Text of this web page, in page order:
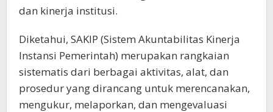
dan kinerja institusi.
Diketahui, SAKIP (Sistem Akuntabilitas Kinerja
Instansi Pemerintah) merupakan rangkaian
sistematis dari berbagai aktivitas, alat, dan
prosedur yang dirancang untuk merencanakan,
mengukur, melaporkan, dan mengevaluasi